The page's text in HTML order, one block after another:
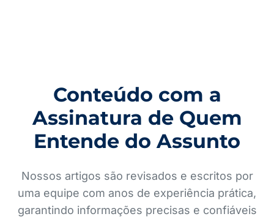
Conteúdo com a
Assinatura de Quem
Entende do Assunto
Nossos artigos são revisados e escritos por
uma equipe com anos de experiência prática,
garantindo informações precisas e confiáveis